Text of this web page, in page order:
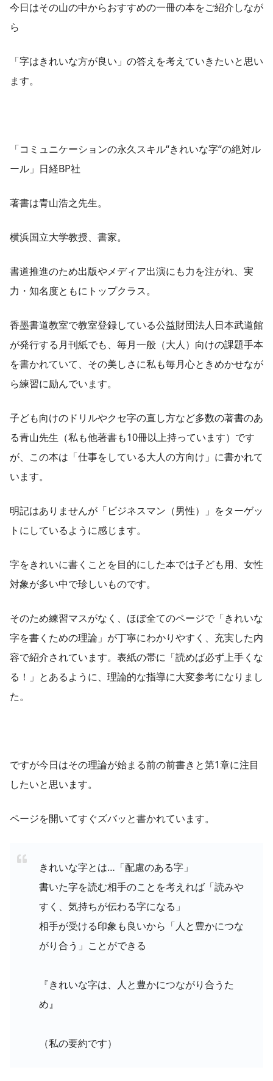
今日はその山の中からおすすめの一冊の本をご紹介しなが
ら
「字はきれいな方が良い」の答えを考えていきたいと思い
ます。
「コミュニケーションの永久スキル“きれいな字“の絶対ル
ール」日経BP社
著書は青山浩之先生。
横浜国立大学教授、書家。
書道推進のため出版やメディア出演にも力を注がれ、実
力・知名度ともにトップクラス。
香墨書道教室で教室登録している公益財団法人日本武道館
が発行する月刊紙でも、毎月一般（大人）向けの課題手本
を書かれていて、その美しさに私も毎月心ときめかせなが
ら練習に励んでいます。
子ども向けのドリルやクセ字の直し方など多数の著書のあ
る青山先生（私も他著書も10冊以上持っています）です
が、この本は「仕事をしている大人の方向け」に書かれて
います。
明記はありませんが「ビジネスマン（男性）」をターゲッ
トにしているように感じます。
字をきれいに書くことを目的にした本では子ども用、女性
対象が多い中で珍しいものです。
そのため練習マスがなく、ほぼ全てのページで「きれいな
字を書くための理論」が丁寧にわかりやすく、充実した内
容で紹介されています。表紙の帯に「読めば必ず上手くな
る！」とあるように、理論的な指導に大変参考になりまし
た。
ですが今日はその理論が始まる前の前書きと第1章に注目
したいと思います。
ページを開いてすぐズバッと書かれています。
きれいな字とは…「配慮のある字」
書いた字を読む相手のことを考えれば「読みや
すく、気持ちが伝わる字になる」
相手が受ける印象も良いから「人と豊かにつな
がり合う」ことができる
『きれいな字は、人と豊かにつながり合うた
め』
（私の要約です）